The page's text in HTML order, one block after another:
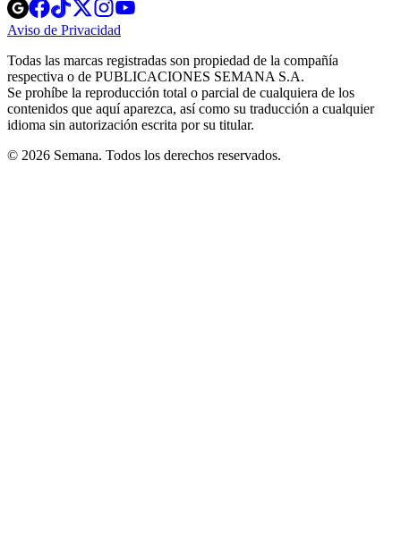
Opens
in
new
Opens
in
new
Opens
in
new
window
Opens
new
windowwindow
Aviso de Privacidad
new
window
Todas las marcas registradas son propiedad de la compañía
respectiva o de PUBLICACIONES SEMANA S.A.
Se prohíbe la reproducción total o parcial de cualquiera de los
contenidos que aquí aparezca, así como su traducción a cualquier
idioma sin autorización escrita por su titular.
© 2026 Semana. Todos los derechos reservados.